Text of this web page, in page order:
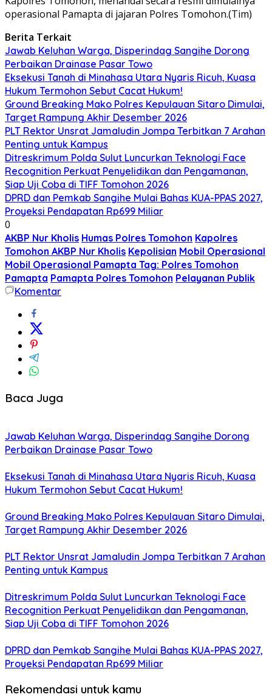
operasional Pamapta di jajaran Polres Tomohon.(Tim)
Berita Terkait
Jawab Keluhan Warga, Disperindag Sangihe Dorong
Perbaikan Drainase Pasar Towo
Eksekusi Tanah di Minahasa Utara Nyaris Ricuh, Kuasa
Hukum Termohon Sebut Cacat Hukum!
Ground Breaking Mako Polres Kepulauan Sitaro Dimulai,
Target Rampung Akhir Desember 2026
​PLT Rektor Unsrat Jamaludin Jompa Terbitkan 7 Arahan
Penting untuk Kampus
Ditreskrimum Polda Sulut Luncurkan Teknologi Face
Recognition Perkuat Penyelidikan dan Pengamanan,
Siap Uji Coba di TIFF Tomohon 2026
DPRD dan Pemkab Sangihe Mulai Bahas KUA-PPAS 2027,
Proyeksi Pendapatan Rp699 Miliar
0
AKBP Nur Kholis Humas Polres Tomohon Kapolres
Tomohon AKBP Nur Kholis Kepolisian Mobil Operasional
Mobil Operasional Pamapta Tag: Polres Tomohon
Pamapta Pamapta Polres Tomohon Pelayanan Publik
Komentar
Baca Juga
Jawab Keluhan Warga, Disperindag Sangihe Dorong
Perbaikan Drainase Pasar Towo
Eksekusi Tanah di Minahasa Utara Nyaris Ricuh, Kuasa
Hukum Termohon Sebut Cacat Hukum!
Ground Breaking Mako Polres Kepulauan Sitaro Dimulai,
Target Rampung Akhir Desember 2026
​PLT Rektor Unsrat Jamaludin Jompa Terbitkan 7 Arahan
Penting untuk Kampus
Ditreskrimum Polda Sulut Luncurkan Teknologi Face
Recognition Perkuat Penyelidikan dan Pengamanan,
Siap Uji Coba di TIFF Tomohon 2026
DPRD dan Pemkab Sangihe Mulai Bahas KUA-PPAS 2027,
Proyeksi Pendapatan Rp699 Miliar
Rekomendasi untuk kamu